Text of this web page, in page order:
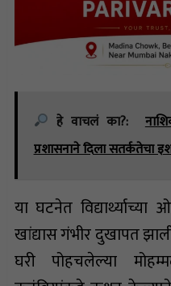
हे वाचलं का?:
प्रशासनाने दिला सतर्कतेचा
या घटनेत
खांद्यास गंभीर दुखापत
घरी पोहचलेल्या